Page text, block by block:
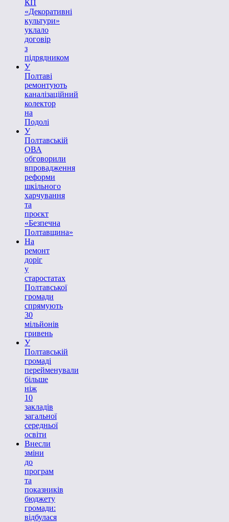
КП
«Декоративні
культури»
уклало
договір
з
підрядником
У
Полтаві
ремонтують
каналізаційний
колектор
на
Подолі
У
Полтавській
ОВА
обговорили
впровадження
реформи
шкільного
харчування
та
проєкт
«Безпечна
Полтавщина»
На
ремонт
доріг
у
старостатах
Полтавської
громади
спрямують
30
мільйонів
гривень
У
Полтавській
громаді
перейменували
більше
ніж
10
закладів
загальної
середньої
освіти
Внесли
зміни
до
програм
та
показників
бюджету
громади:
відбулася